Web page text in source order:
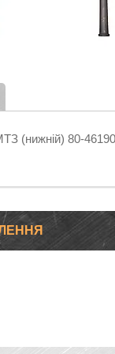
(нижній) 80-